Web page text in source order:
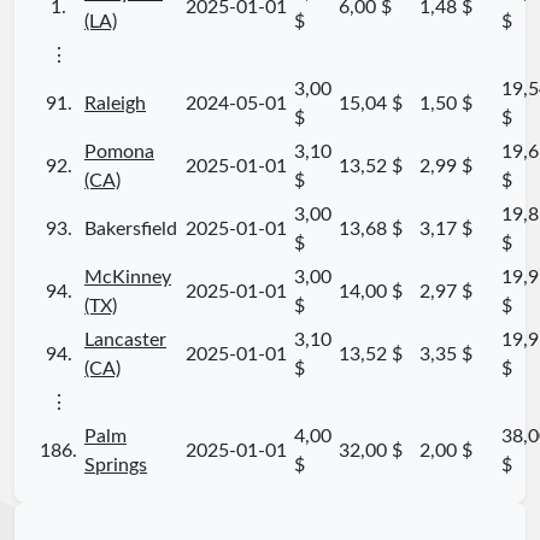
1.
(LA)
2025-01-01
$
6,00 $ 1,48 $
$
⋮
91. Raleigh 2024-05-01
3,00
$
15,04 $ 1,50 $
$
92.
Pomona
(CA)
2025-01-01
3,10
$
13,52 $ 2,99 $
$
93. Bakersfield 2025-01-01
3,00
$
13,68 $ 3,17 $
$
94.
McKinney
(TX)
2025-01-01
3,00
$
14,00 $ 2,97 $
$
94.
Lancaster
(CA)
2025-01-01
3,10
$
13,52 $ 3,35 $
$
⋮
186.
Palm
Springs
2025-01-01
4,00
$
32,00 $ 2,00 $
$